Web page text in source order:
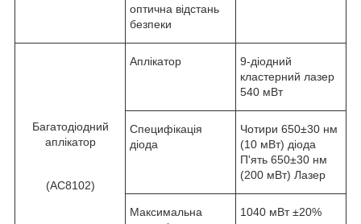
оптична відстань
безпеки
Багатодіодний
аплікатор
(AC8102)
Аплікатор
9-діодний
кластерний лазер
540 мВт
Специфікація
діода
Чотири 650±30 нм
(10 мВт) діода
П'ять 650±30 нм
(200 мВт) Лазер
Максимальна
1040 мВт ±20%